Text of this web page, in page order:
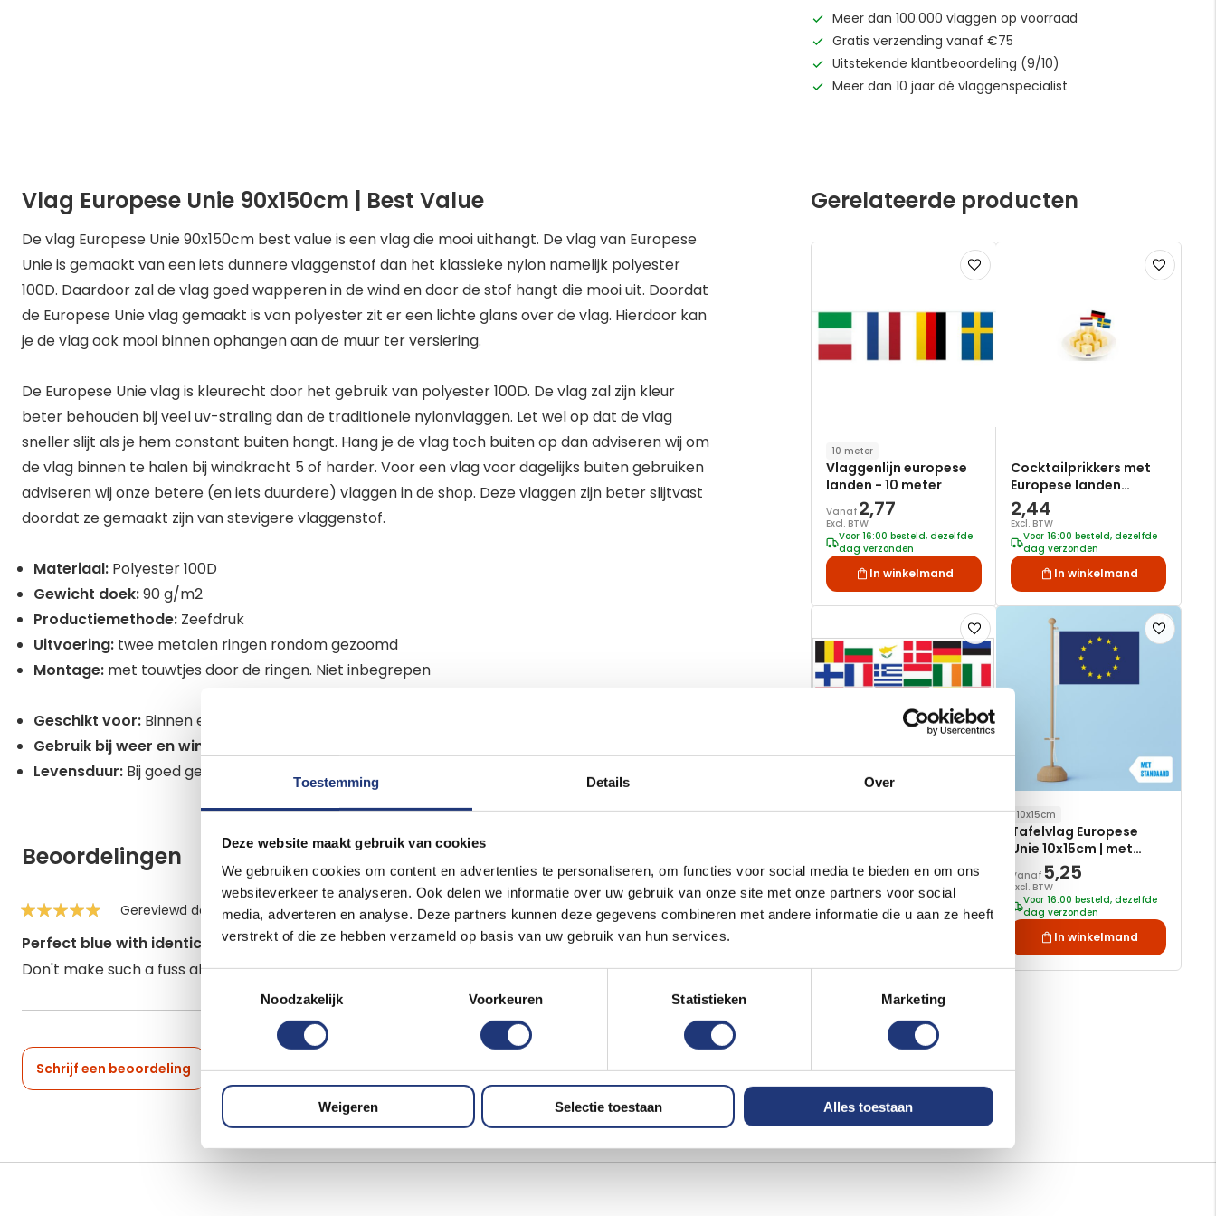
Toestemming Details Over
Deze website maakt gebruik van cookies
We gebruiken cookies om content en advertenties te personaliseren, om functies voor social media te bieden en om ons
websiteverkeer te analyseren. Ook delen we informatie over uw gebruik van onze site met onze partners voor social
media, adverteren en analyse. Deze partners kunnen deze gegevens combineren met andere informatie die u aan ze heeft
verstrekt of die ze hebben verzameld op basis van uw gebruik van hun services.
Toestemmingsselectie
Noodzakelijk
Voorkeuren Statistieken Marketing
Weigeren Selectie toestaan Alles toestaan
Meer dan 100.000 vlaggen op voorraad
Gratis verzending vanaf €75
Uitstekende klantbeoordeling (9/10)
Meer dan 10 jaar dé vlaggenspecialist
Vlag Europese Unie 90x150cm | Best Value
De vlag Europese Unie 90x150cm best value is een vlag die mooi uithangt. De vlag van Europese
Unie is gemaakt van een iets dunnere vlaggenstof dan het klassieke nylon namelijk polyester
100D. Daardoor zal de vlag goed wapperen in de wind en door de stof hangt die mooi uit. Doordat
de Europese Unie vlag gemaakt is van polyester zit er een lichte glans over de vlag. Hierdoor kan
je de vlag ook mooi binnen ophangen aan de muur ter versiering.
De Europese Unie vlag is kleurecht door het gebruik van polyester 100D. De vlag zal zijn kleur
beter behouden bij veel uv-straling dan de traditionele nylonvlaggen. Let wel op dat de vlag
sneller slijt als je hem constant buiten hangt. Hang je de vlag toch buiten op dan adviseren wij om
de vlag binnen te halen bij windkracht 5 of harder. Voor een vlag voor dagelijks buiten gebruiken
adviseren wij onze betere (en iets duurdere) vlaggen in de shop. Deze vlaggen zijn beter slijtvast
doordat ze gemaakt zijn van stevigere vlaggenstof.
Materiaal: Polyester 100D
Gewicht doek:90 g/m2
Productiemethode: Zeefdruk
Uitvoering: twee metalen ringen rondom gezoomd
Montage: met touwtjes door de ringen. Niet inbegrepen
Geschikt voor: Binnen en eventueel buiten mits niet dagelijks gebruikt
Gebruik bij weer en wind:
Levensduur: Bij goed gebruik is deze vlag lang kleur- en slijtvast
Beoordelingen
Gereviewd doorClovis Bartho Gepost op22-04-2025
Perfect blue with identical stars.
Don't make such a fuss about hardly anything exept a symbolic gesture.
Schrijf een beoordeling
Gerelateerde producten
Voeg
toe
verlanglijst
10 meter
Vlaggenlijn europese
landen - 10 meter
Vanaf 2,77
Excl. BTW
Voor 16:00 besteld, dezelfde
dag verzonden
In winkelmand
Voeg
toe
Cocktailprikkers met
Europese landen
vlaggen 50 stuks
2,44
Excl. BTW
Voor 16:00 besteld, dezelfde
dag verzonden
In winkelmand
Voeg
toe
aan
10x15cm
10x15cm | 27 stuks
94,96
Excl. BTW
Voor 16:00 besteld, dezelfde
dag verzonden
Voeg
toe
10x15cm
Tafelvlag Europese
Unie 10x15cm | met
standaard
Vanaf 5,25
Excl. BTW
Voor 16:00 besteld, dezelfde
dag verzonden
In winkelmand